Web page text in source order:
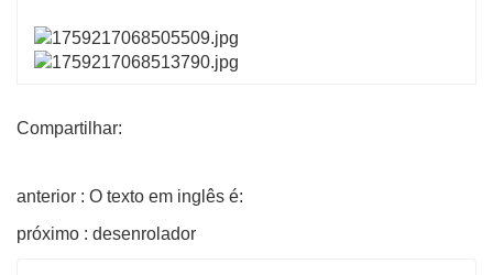
Compartilhar:
anterior : O texto em inglês é:
próximo : desenrolador